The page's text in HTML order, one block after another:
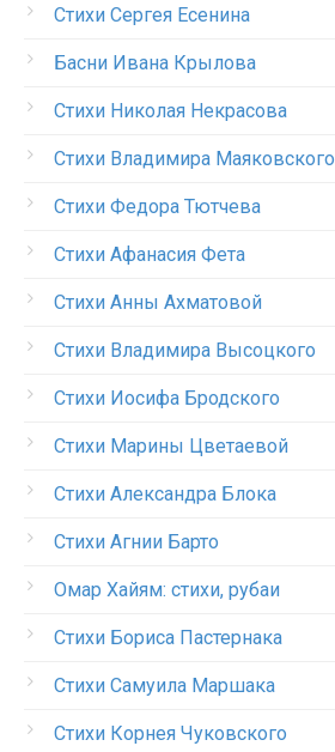
Стихи Сергея Есенина
Басни Ивана Крылова
Стихи Николая Некрасова
Стихи Владимира Маяковского
Стихи Федора Тютчева
Стихи Афанасия Фета
Стихи Анны Ахматовой
Стихи Владимира Высоцкого
Стихи Иосифа Бродского
Стихи Марины Цветаевой
Стихи Александра Блока
Стихи Агнии Барто
Омар Хайям: стихи, рубаи
Стихи Бориса Пастернака
Стихи Самуила Маршака
Стихи Корнея Чуковского